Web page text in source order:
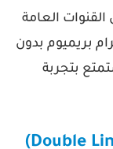
العامة
بريميوم بدون
بتجربة